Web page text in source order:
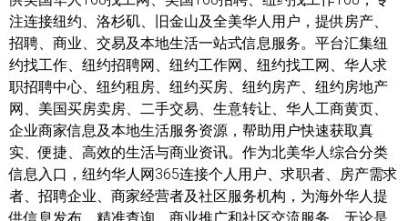
注连接纽约、洛杉矶、旧金山及全美华人用户，提供房产、
招聘、商业、交易及本地生活一站式信息服务。平台汇集纽
约找工作、纽约招聘网、纽约工作网、纽约找工网、华人求
职招聘中心、纽约租房、纽约买房、纽约房产、纽约房地产
网、美国买房卖房、二手交易、生意转让、华人工商黄页、
企业商家信息及本地生活服务资源，帮助用户快速获取真
实、便捷、高效的生活与商业资讯。作为北美华人综合分类
信息入口，纽约华人网365连接个人用户、求职者、房产需求
者、招聘企业、商家经营者及社区服务机构，为海外华人提
供信息发布、精准查询、商业推广和社区交流服务。无论是